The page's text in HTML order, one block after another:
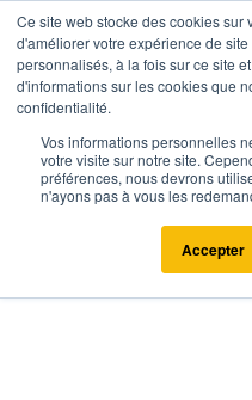
Ce site web stocke des cookies sur
d'améliorer votre expérience de
personnalisés, à la fois sur ce site
d'informations sur les cookies que
confidentialité.
Vos informations personnelles
votre visite sur notre site.
préférences, nous devrons
n'ayons pas à vous les
Accepter
Agence.immo Prix
Charente-
Estimation
Prix